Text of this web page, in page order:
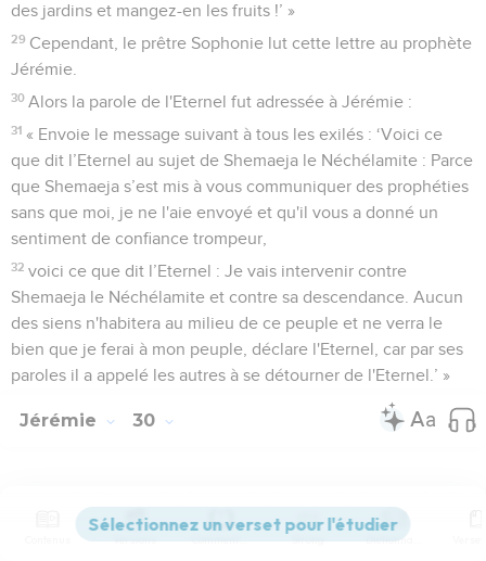
des jardins et mangez-en les fruits !’ »
29 Cependant, le prêtre Sophonie lut cette lettre au prophète
Jérémie.
30 Alors la parole de l'Eternel fut adressée à Jérémie :
31 « Envoie le message suivant à tous les exilés : ‘Voici ce
que dit l’Eternel au sujet de Shemaeja le Néchélamite : Parce
que Shemaeja s’est mis à vous communiquer des prophéties
sans que moi, je ne l'aie envoyé et qu'il vous a donné un
sentiment de confiance trompeur,
32 voici ce que dit l’Eternel : Je vais intervenir contre
Shemaeja le Néchélamite et contre sa descendance. Aucun
des siens n'habitera au milieu de ce peuple et ne verra le
bien que je ferai à mon peuple, déclare l'Eternel, car par ses
paroles il a appelé les autres à se détourner de l'Eternel.’ »
Jérémie 30
Seuls les Évangiles sont disponibles en vidéo pour le moment.
Versions Commentaires Strong